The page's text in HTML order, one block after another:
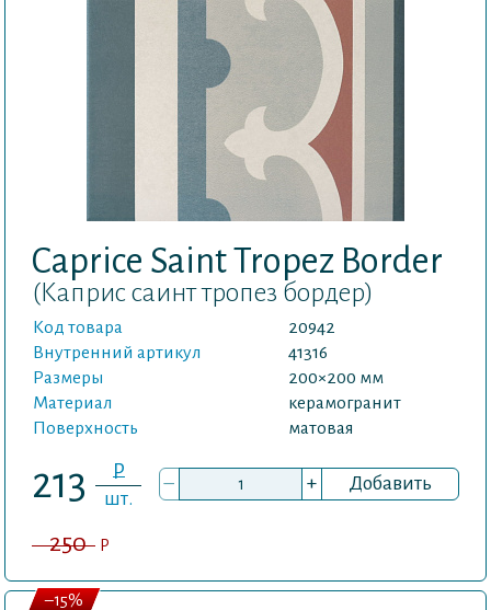
Caprice Saint Tropez Border
(Каприс саинт тропез бордер)
Код товара
20942
Внутренний артикул
41316
Размеры
200×200 мм
Материал
керамогранит
Поверхность
матовая
213 P
шт.
– + Добавить
250 P
–15%